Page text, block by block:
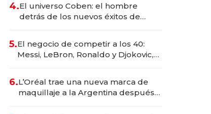
4.El universo Coben: el hombre
detrás de los nuevos éxitos de
5.El negocio de competir a los 40:
Messi, LeBron, Ronaldo y Djokovic,
6.L’Oréal trae una nueva marca de
maquillaje a la Argentina después